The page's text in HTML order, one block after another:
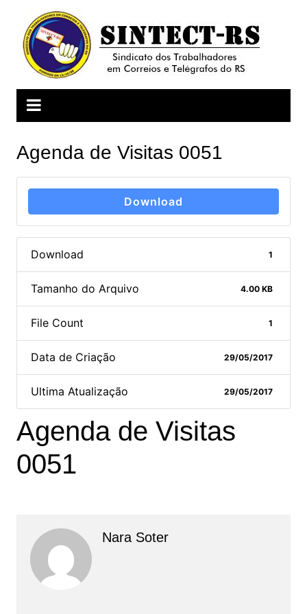
conteúdo
Agenda de Visitas 0051
Download
Download 1
Tamanho do Arquivo 4.00 KB
File Count 1
Data de Criação 29/05/2017
Ultima Atualização 29/05/2017
Agenda de Visitas
0051
Nara Soter